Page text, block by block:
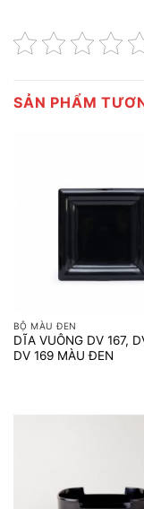
SẢN PHẨM
BỘ MÀU ĐEN
DĨA VUÔNG DV 167,
DV 169 MÀU ĐEN